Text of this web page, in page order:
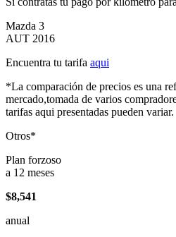
Mazda 3
AUT 2016
Encuentra tu tarifa aqui
*La comparación de precios es una
mercado,tomada de varios
tarifas aqui presentadas pueden variar.
Otros*
Plan forzoso
a 12 meses
$8,541
anual